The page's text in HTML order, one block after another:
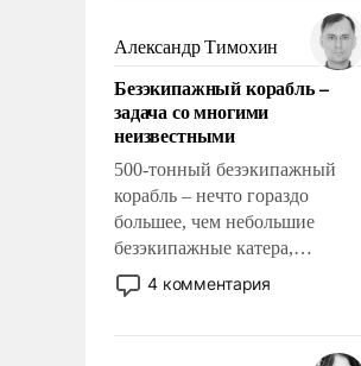
чем она отличается от просто
образованных людей. Иногда
казалось, что эти вопросы
решены раз и навсегда, но –
нет, не решены.
Александр Тимохин
Безэкипажный корабль –
задача со многими
неизвестными
500-тонный безэкипажный
корабль – нечто гораздо
большее, чем небольшие
безэкипажные катера,
применение которых уже
стало обыденностью. Задача по
сложна и амбициозна. Однако
4 комментария